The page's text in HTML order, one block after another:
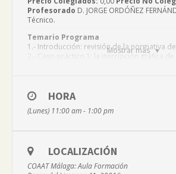
Mostrar más
Profesorado D. JORGE ORDÓÑEZ
Técnico.
Temario Programa
1.- Introducción: revisión de la normativa
2.- Caso práctico 1: la inscripción gráfica de
[Más información e inscripciones]
HORA
(Lunes) 11:00 am - 1:00 pm
LOCALIZACIÓN
COAAT Málaga: Aula Formación